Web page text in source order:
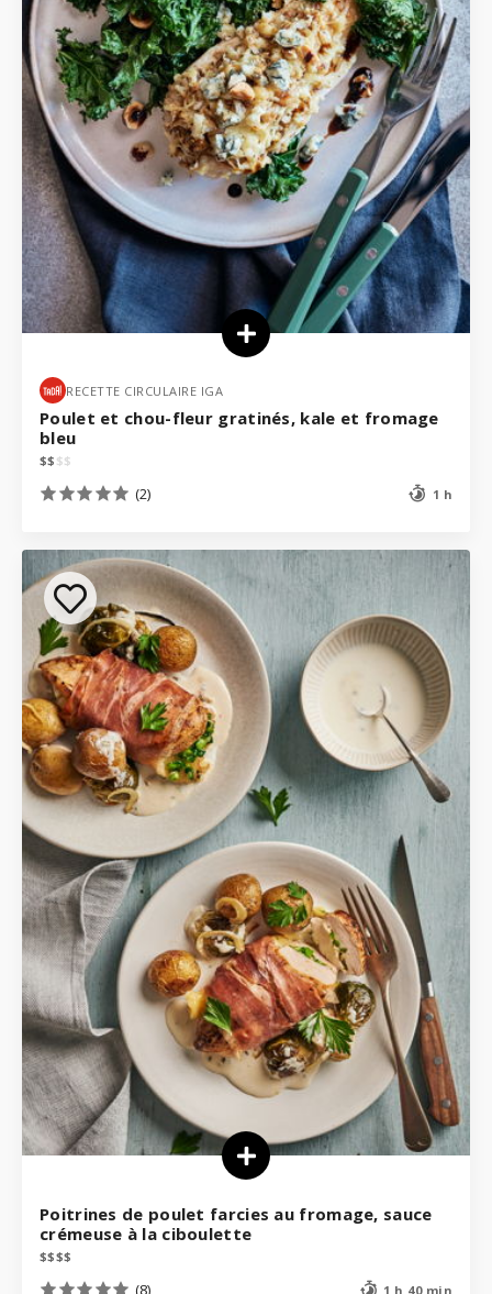
RECETTE CIRCULAIRE IGA
Poulet et chou-fleur gratinés, kale et fromage
bleu
$$ $$
(2) 1 h
Poitrines de poulet farcies au fromage, sauce
crémeuse à la ciboulette
$$$$
(8) 1 h 40 min